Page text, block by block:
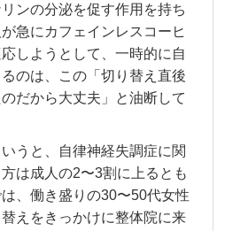
ンの分泌を促す作用を持ち
急にカフェインレスコーヒ
しようとして、一時的に自
のは、この「切り替え直後
だから大丈夫」と油断して
うと、自律神経失調症に関
は成人の2〜3割に上るとも
、働き盛りの30〜50代女性
えをきっかけに整体院に来